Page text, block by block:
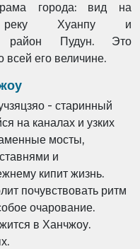
города: вид на
реку Хуанпу и
район Пудун. Это
всей его величине.
- старинный
на каналах и узких
мосты,
и
кипит жизнь.
почувствовать ритм
очарование.
в Ханчжоу.